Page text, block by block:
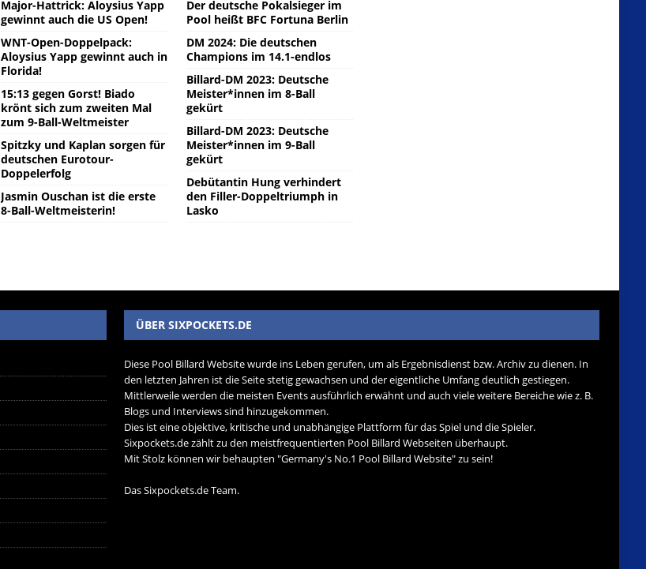
Major-Hattrick: Aloysius Yapp
gewinnt auch die US Open!
WNT-Open-Doppelpack:
Aloysius Yapp gewinnt auch in
Florida!
15:13 gegen Gorst! Biado
krönt sich zum zweiten Mal
zum 9-Ball-Weltmeister
Spitzky und Kaplan sorgen für
deutschen Eurotour-
Doppelerfolg
Jasmin Ouschan ist die erste
8-Ball-Weltmeisterin!
Der deutsche Pokalsieger im
Pool heißt BFC Fortuna Berlin
DM 2024: Die deutschen
Champions im 14.1-endlos
Billard-DM 2023: Deutsche
Meister*innen im 8-Ball
gekürt
Billard-DM 2023: Deutsche
Meister*innen im 9-Ball
gekürt
Debütantin Hung verhindert
den Filler-Doppeltriumph in
Lasko
ÜBER SIXPOCKETS.DE
Diese Pool Billard Website wurde ins Leben gerufen, um als Ergebnisdienst bzw. Archiv zu dienen. In
den letzten Jahren ist die Seite stetig gewachsen und der eigentliche Umfang deutlich gestiegen.
Mittlerweile werden die meisten Events ausführlich erwähnt und auch viele weitere Bereiche wie z. B.
Blogs und Interviews sind hinzugekommen.
Dies ist eine objektive, kritische und unabhängige Plattform für das Spiel und die Spieler.
Sixpockets.de zählt zu den meistfrequentierten Pool Billard Webseiten überhaupt.
Mit Stolz können wir behaupten "Germany's No.1 Pool Billard Website" zu sein!
Das Sixpockets.de Team.